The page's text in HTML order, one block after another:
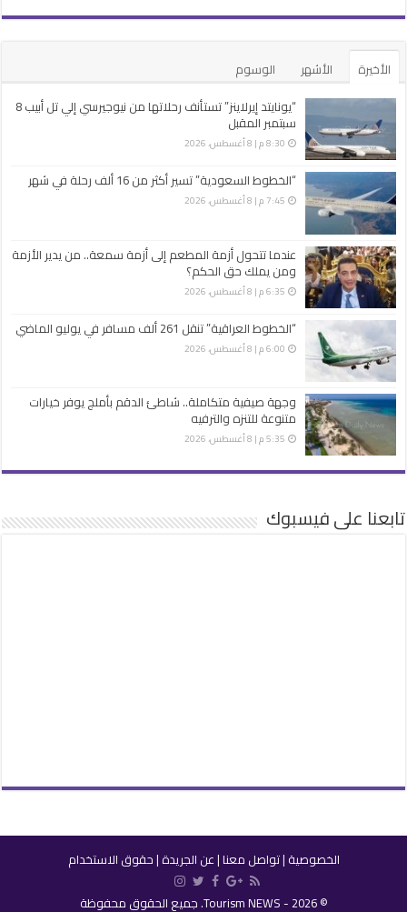
الأخيرة الأشهر
الوسوم
“يونايتد إيرلاينز” تستأنف رحلاتها من نيوجيرسي إلي تل أبيب 8
سبتمبر المقبل
8:30 م | 8 أغسطس، 2026
“الخطوط السعودية” تسير أكثر من 16 ألف رحلة في شهر
7:45 م | 8 أغسطس، 2026
عندما تتحول أزمة المطعم إلى أزمة سمعة.. من يدير الأزمة
ومن يملك حق الحكم؟
6:35 م | 8 أغسطس، 2026
“الخطوط العراقية” تنقل 261 ألف مسافر في يوليو الماضي
6:00 م | 8 أغسطس، 2026
وجهة صيفية متكاملة.. شاطئ الدقم بأملج يوفر خيارات
متنوعة للتنزه والترفيه
5:35 م | 8 أغسطس، 2026
تابعنا على فيسبوك
الخصوصية |تواصل معنا |عن الجريدة |حقوق الاستخدام
© 2026 - Tourism NEWS. جميع الحقوق محفوظة